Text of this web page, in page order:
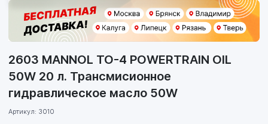
2603 MANNOL TO-4 POWERTRAIN OIL
50W 20 л. Трансмисионное
гидравлическое масло 50W
Артикул: 3010